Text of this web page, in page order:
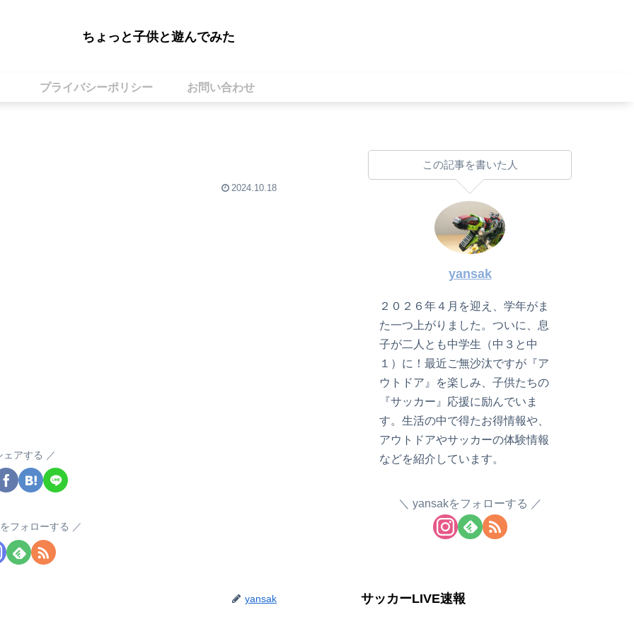
ちょっと子供と遊んでみた
プライバシーポリシー お問い合わせ
2024.10.18
ェアする
フォローする
yansak
この記事を書いた人
yansak
２０２６年４月を迎え、学年がま
た一つ上がりました。ついに、息
子が二人とも中学生（中３と中
１）に！最近ご無沙汰ですが『ア
ウトドア』を楽しみ、子供たちの
『サッカー』応援に励んでいま
す。生活の中で得たお得情報や、
アウトドアやサッカーの体験情報
などを紹介しています。
yansakをフォローする
サッカーLIVE速報